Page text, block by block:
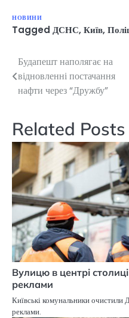
НОВИНИ
Tagged ДСНС, Київ,
Навігація
записів
Будапешт наполягає на
відновленні постачання
нафти через “Дружбу”
Related Posts
Вулицю в центрі
реклами
Київські комунальники очистили
реклами.